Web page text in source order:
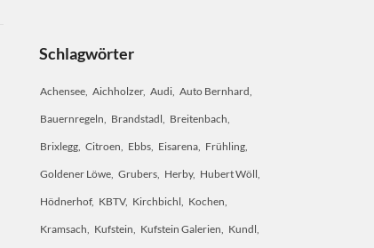
Schlagwörter
Achensee Aichholzer Audi Auto Bernhard
Bauernregeln Brandstadl Breitenbach
Brixlegg Citroen Ebbs Eisarena Frühling
Goldener Löwe Grubers Herby Hubert Wöll
Hödnerhof KBTV Kirchbichl Kochen
Kramsach Kufstein Kufstein Galerien Kundl